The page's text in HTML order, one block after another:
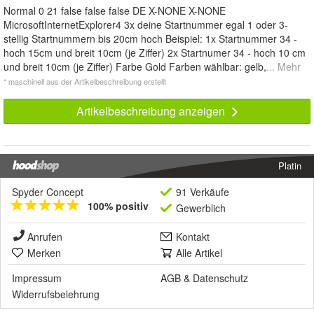
Normal 0 21 false false false DE X-NONE X-NONE
MicrosoftInternetExplorer4 3x deine Startnummer egal 1 oder 3-
stellig Startnummern bis 20cm hoch Beispiel: 1x Startnummer 34 -
hoch 15cm und breit 10cm (je Ziffer) 2x Startnumer 34 - hoch 10 cm
und breit 10cm (je Ziffer) Farbe Gold Farben wählbar: gelb,... Mehr
* maschinell aus der Artikelbeschreibung erstellt
Artikelbeschreibung anzeigen
Platin
Spyder Concept
100% positiv
91 Verkäufe
Gewerblich
Anrufen
Kontakt
Merken
Alle Artikel
Impressum
AGB & Datenschutz
Widerrufsbelehrung